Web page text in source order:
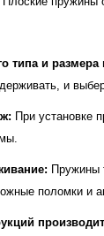
типа и
и
При установке
Пружины
поломки и